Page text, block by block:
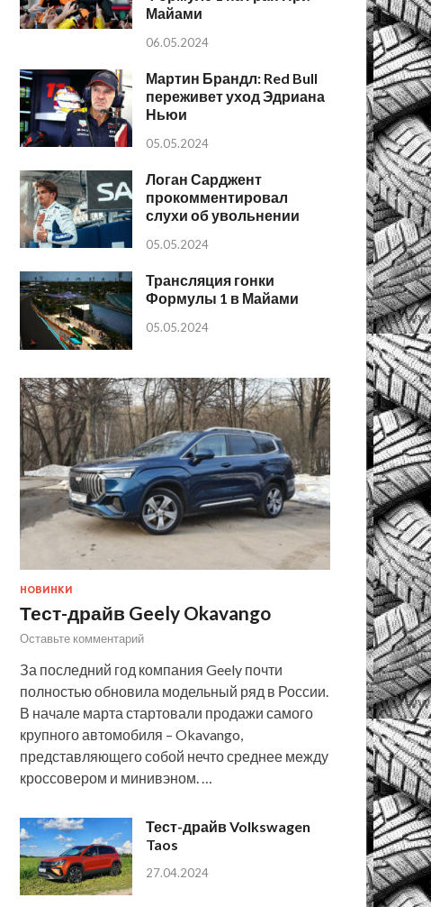
Майами
06.05.2024
Мартин Брандл: Red Bull
переживет уход Эдриана
Ньюи
05.05.2024
Логан Сарджент
прокомментировал
слухи об увольнении
05.05.2024
Трансляция гонки
Формулы 1 в Майами
05.05.2024
НОВИНКИ
Тест-драйв Geely Okavango
Оставьте комментарий
За последний год компания Geely почти
полностью обновила модельный ряд в России.
В начале марта стартовали продажи самого
крупного автомобиля – Okavango,
представляющего собой нечто среднее между
кроссовером и минивэном. …
Тест-драйв Volkswagen
Taos
27.04.2024